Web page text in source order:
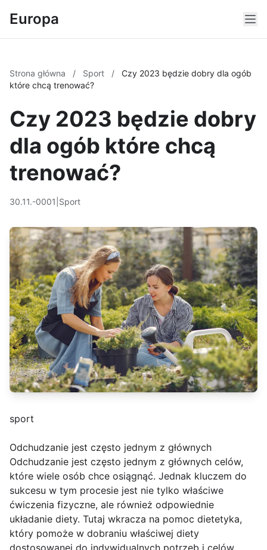
Europa
Strona główna / Sport /
Czy 2023 będzie dobry dla ogób
które chcą trenować?
Czy 2023 będzie dobry
dla ogób które chcą
trenować?
30.11.-0001 Sport
sport
Odchudzanie jest często jednym z głównych
Odchudzanie jest często jednym z głównych celów,
które wiele osób chce osiągnąć. Jednak kluczem do
sukcesu w tym procesie jest nie tylko właściwe
ćwiczenia fizyczne, ale również odpowiednie
układanie diety. Tutaj wkracza na pomoc dietetyka,
który pomoże w dobraniu właściwej diety